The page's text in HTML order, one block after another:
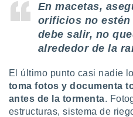
En macetas,
orificios no estén
debe salir, no
alrededor de la
El último punto casi nadie
toma fotos y documenta
antes de la tormenta.
estructuras, sistema de